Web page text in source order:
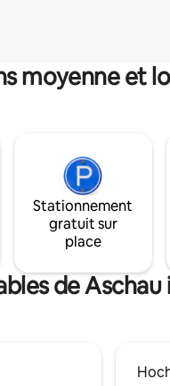
moyenne et
Stationnement
gratuit sur
place
de